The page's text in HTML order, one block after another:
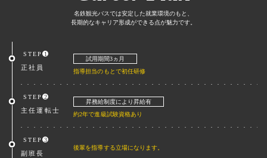
名鉄観光バスでは安定した就業環境のもと、
長期的なキャリア形成ができる点が魅力です。
1
正社員
試用期間3ヵ月
指導担当のもとで初任研修
2
主任運転士
昇務給制度により昇給有
約2年で進級試験資格あり
3
副班長
後輩を指導する立場になります。